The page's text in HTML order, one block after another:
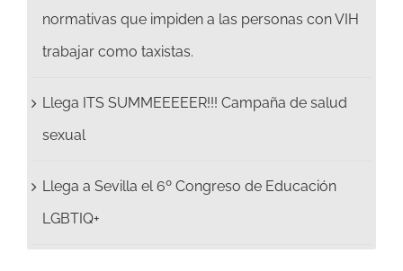
normativas que impiden a las personas con VIH
trabajar como taxistas.
Llega ITS SUMMEEEEER!!! Campaña de salud
sexual
Llega a Sevilla el 6º Congreso de Educación
LGBTIQ+